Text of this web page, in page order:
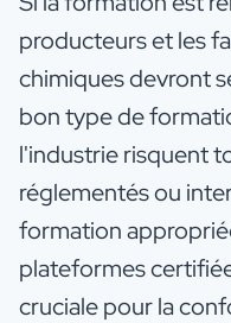
producteurs et les
chimiques devront
bon type de
l'industrie risquent
réglementés ou
formation
plateformes
cruciale pour la